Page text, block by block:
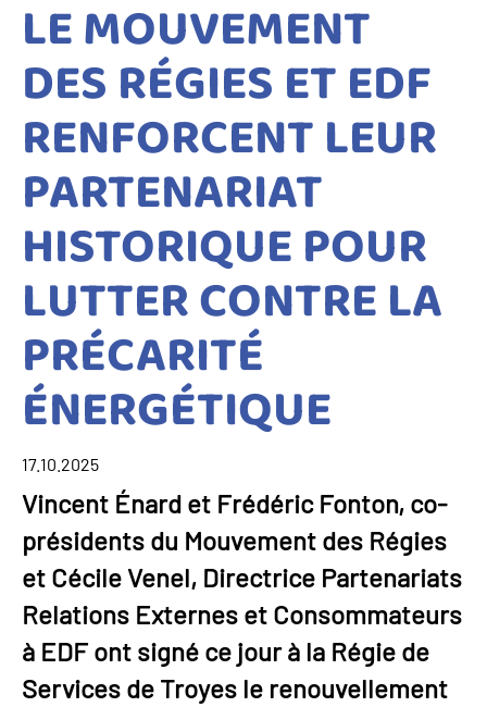
LE MOUVEMENT
DES RÉGIES ET EDF
RENFORCENT LEUR
PARTENARIAT
HISTORIQUE POUR
LUTTER CONTRE LA
PRÉCARITÉ
ÉNERGÉTIQUE
17.10.2025
Vincent Énard et Frédéric Fonton, co-
présidents du Mouvement des Régies
et Cécile Venel, Directrice Partenariats
Relations Externes et Consommateurs
à EDF ont signé ce jour à la Régie de
Services de Troyes le renouvellement